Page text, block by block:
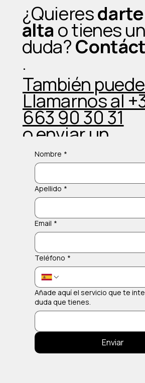
¿Quieres
alta o tienes
duda?
.
También
Llamarnos al
663 90 30 31
o enviar un
Whatsapp
Nombre *
Apellido *
Email *
Teléfono *
Añade aquí el servicio que te
duda que tienes.
Enviar